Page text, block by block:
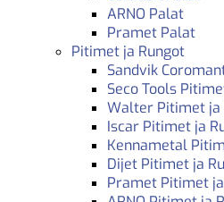
ARNO Palat
Pramet Palat
Pitimet ja Rungot
Sandvik
Seco Tools
Walter Pitimet ja
Iscar Pitimet ja
Kennametal
Dijet Pitimet ja
Pramet Pitimet